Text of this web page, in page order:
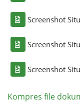
Screenshot
Screenshot
Screenshot
Kompres file